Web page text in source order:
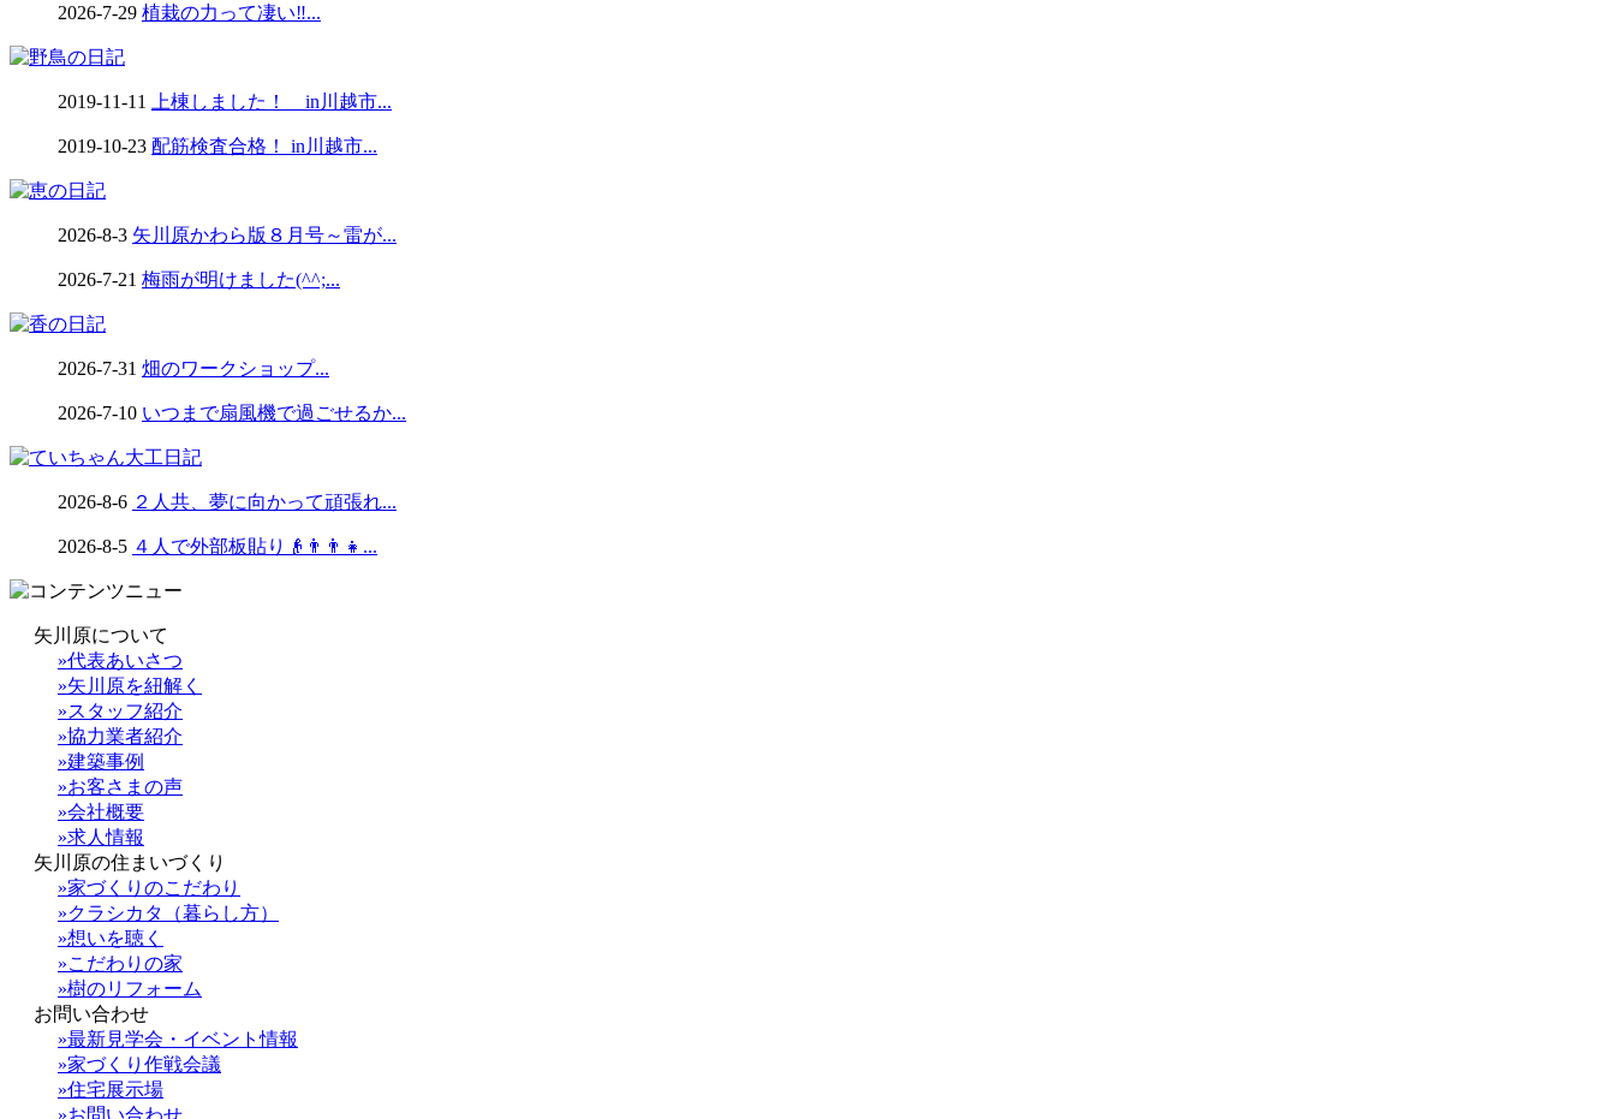
2026-7-29 植栽の力って凄い‼...
2019-11-11 上棟しました！ in川越市...
2019-10-23 配筋検査合格！ in川越市...
2026-8-3 矢川原かわら版８月号～雷が...
2026-7-21 梅雨が明けました(^^;...
2026-7-31 畑のワークショップ...
2026-7-10 いつまで扇風機で過ごせるか...
2026-8-6 ２人共、夢に向かって頑張れ...
2026-8-5 ４人で外部板貼り👴👨👨👧...
矢川原について
»代表あいさつ
»矢川原を紐解く
»スタッフ紹介
»協力業者紹介
»建築事例
»お客さまの声
»会社概要
»求人情報
矢川原の住まいづくり
»家づくりのこだわり
»クラシカタ（暮らし方）
»想いを聴く
»こだわりの家
»樹のリフォーム
お問い合わせ
»最新見学会・イベント情報
»家づくり作戦会議
»住宅展示場
»お問い合わせ